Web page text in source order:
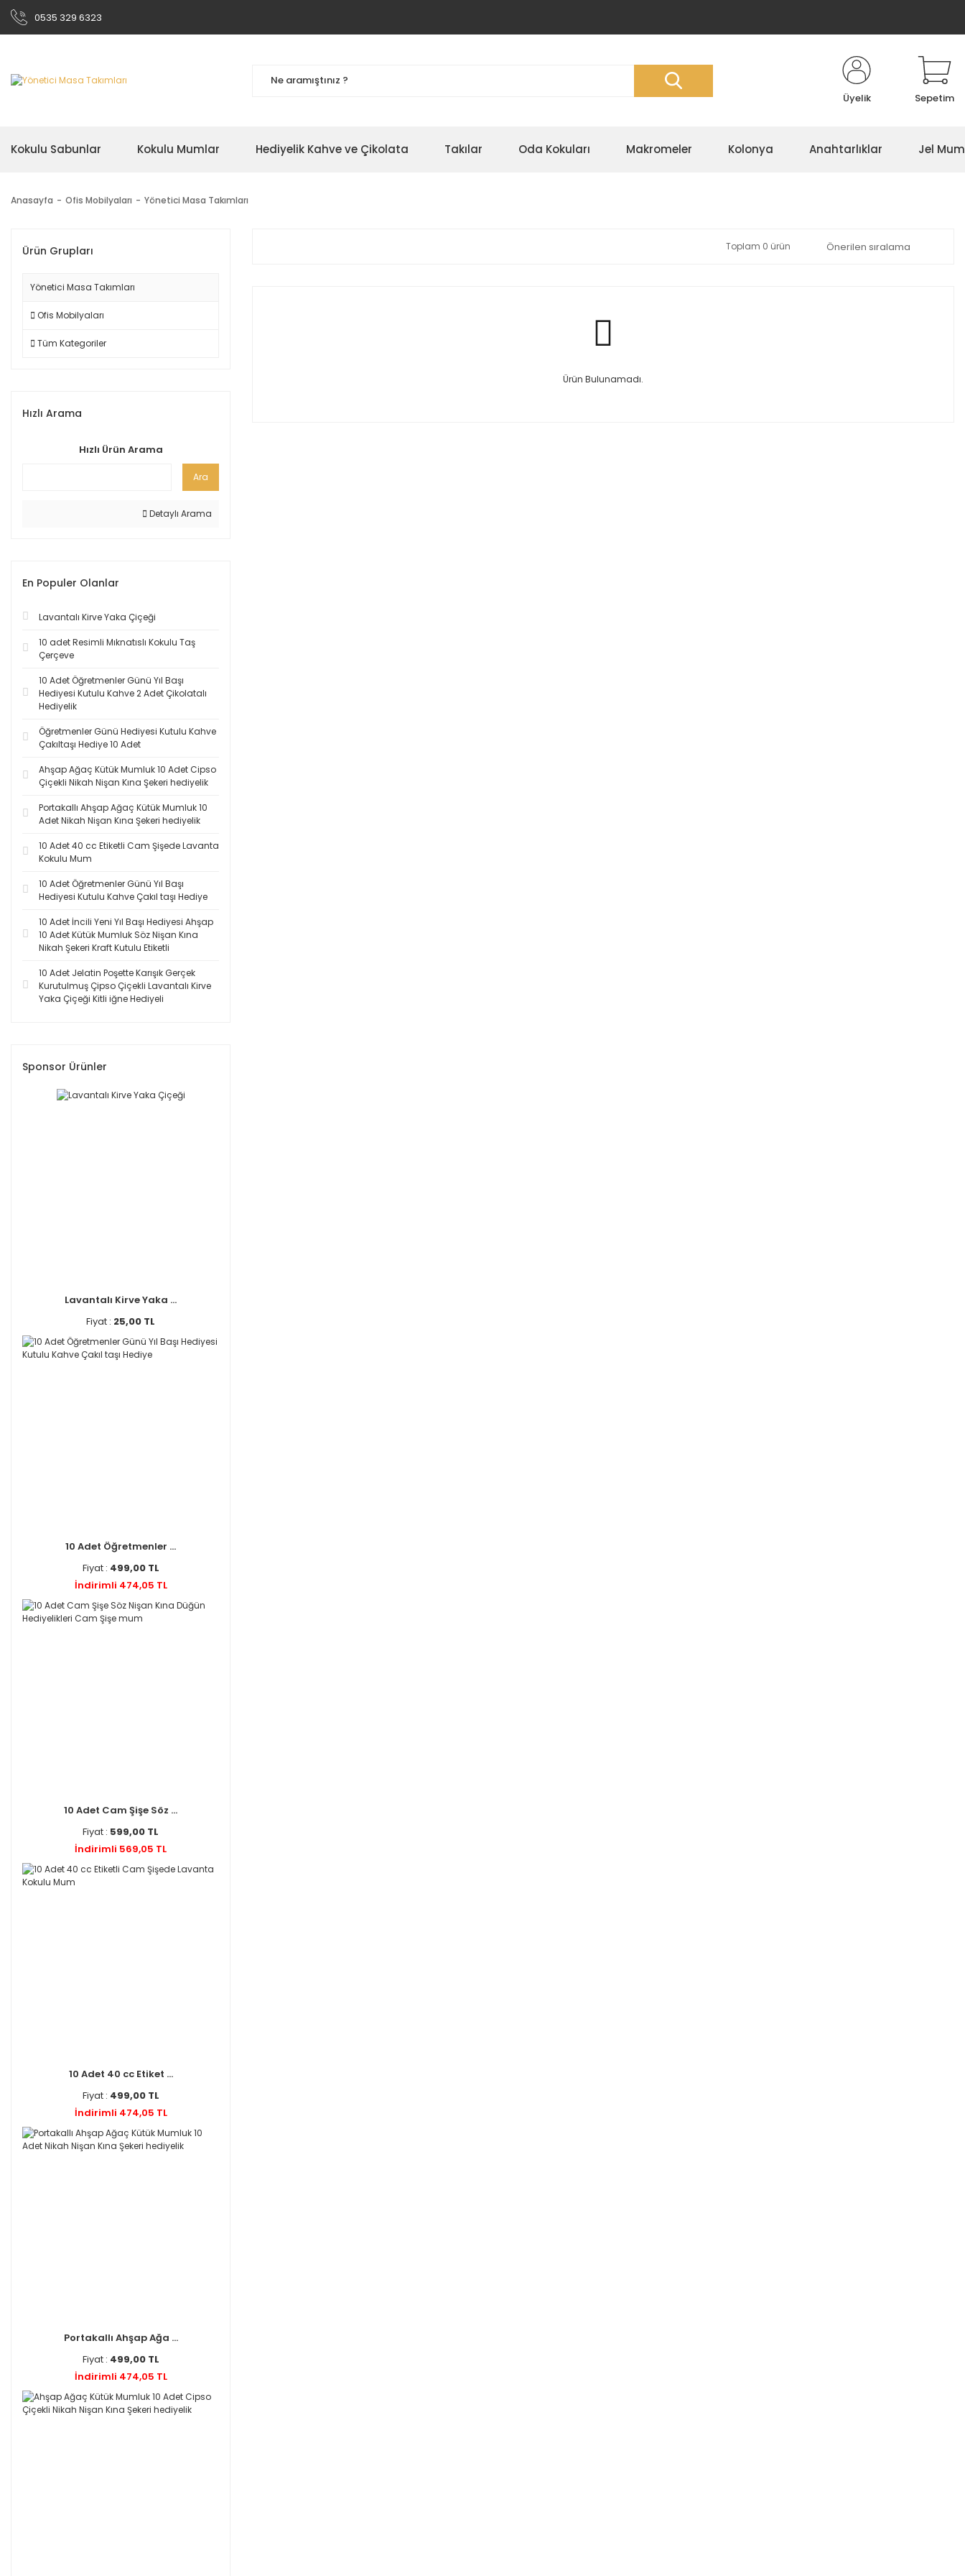
0535 329 6323
Üyelik Sepetim
Kokulu Sabunlar Kokulu Mumlar Hediyelik Kahve ve Çikolata Takılar Oda Kokuları Makromeler Kolonya Anahtarlıklar Jel
Anasayfa Ofis Mobilyaları Yönetici Masa Takımları
Ürün Grupları
Yönetici Masa Takımları
Ofis Mobilyaları
Tüm Kategoriler
Hızlı Arama
Hızlı Ürün Arama
Ara
Detaylı Arama
En Populer Olanlar
Lavantalı Kirve Yaka Çiçeği
10 adet Resimli Mıknatıslı Kokulu Taş
Çerçeve
10 Adet Öğretmenler Günü Yıl Başı
Hediyesi Kutulu Kahve 2 Adet Çikolatalı
Hediyelik
Öğretmenler Günü Hediyesi Kutulu Kahve
Çakıltaşı Hediye 10 Adet
Ahşap Ağaç Kütük Mumluk 10 Adet Cipso
Çiçekli Nikah Nişan Kına Şekeri hediyelik
Portakallı Ahşap Ağaç Kütük Mumluk 10
Adet Nikah Nişan Kına Şekeri hediyelik
10 Adet 40 cc Etiketli Cam Şişede Lavanta
Kokulu Mum
10 Adet Öğretmenler Günü Yıl Başı
Hediyesi Kutulu Kahve Çakıl taşı Hediye
10 Adet İncili Yeni Yıl Başı Hediyesi Ahşap
10 Adet Kütük Mumluk Söz Nişan Kına
Nikah Şekeri Kraft Kutulu Etiketli
10 Adet Jelatin Poşette Karışık Gerçek
Kurutulmuş Çipso Çiçekli Lavantalı Kirve
Yaka Çiçeği Kitli iğne Hediyeli
Sponsor Ürünler
Lavantalı Kirve Yaka ...
Fiyat : 25,00 TL
10 Adet Öğretmenler ...
Fiyat : 499,00 TL
İndirimli 474,05 TL
10 Adet Cam Şişe Söz ...
Fiyat : 599,00 TL
İndirimli 569,05 TL
10 Adet 40 cc Etiket ...
Fiyat : 499,00 TL
İndirimli 474,05 TL
Portakallı Ahşap Ağa ...
Fiyat : 499,00 TL
İndirimli 474,05 TL
Toplam 0 ürün
Ürün Bulunamadı.